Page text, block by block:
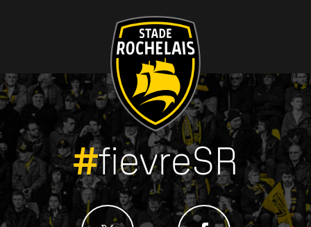
#fievreSR